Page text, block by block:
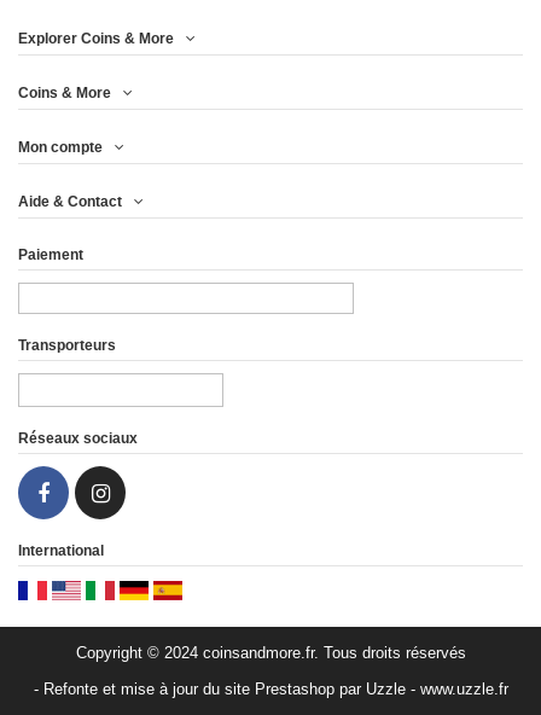
En Stock 30
Prix
Année
Metal
Tirage (pcs)
Pays
Explorer Coins & More
Coins & More
Mon compte
Aide & Contact
Paiement
Transporteurs
Réseaux sociaux
International
Copyright © 2024 coinsandmore.fr. Tous droits réservés
- Refonte et mise à jour du site Prestashop par Uzzle - www.uzzle.fr